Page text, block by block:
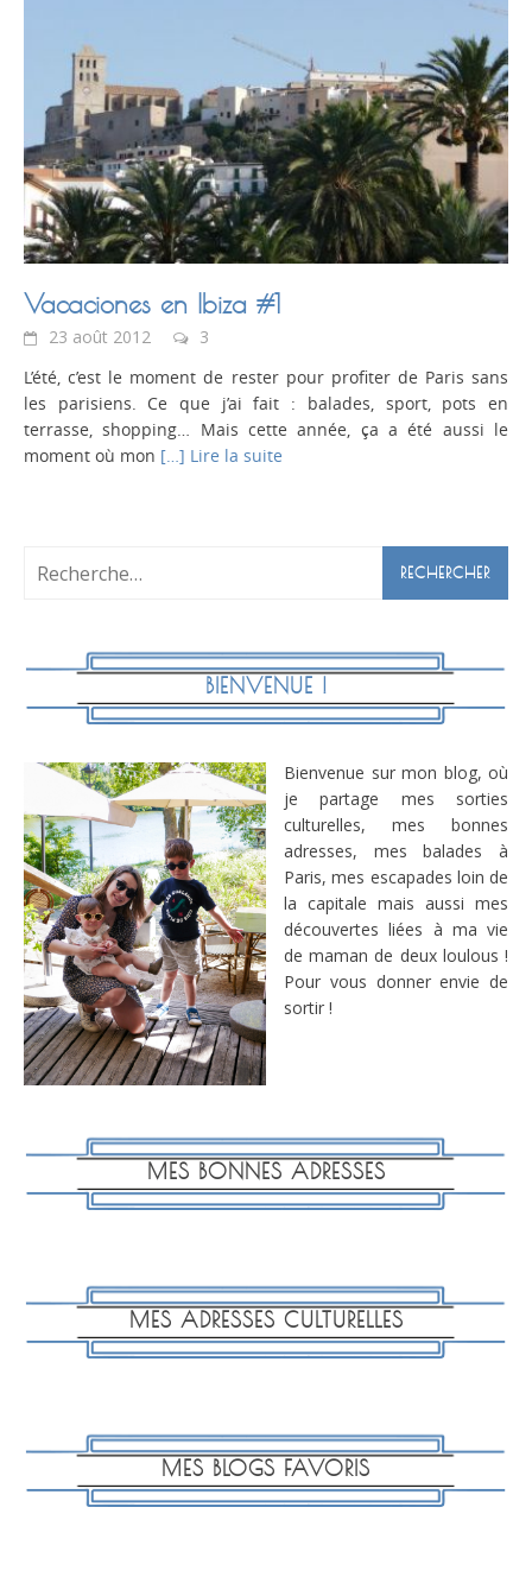
Vacaciones en Ibiza #1
23 août 2012
3
L’été, c’est le moment de rester pour profiter de Paris sans
les parisiens. Ce que j’ai fait : balades, sport, pots en
terrasse, shopping… Mais cette année, ça a été aussi le
moment où mon […] Lire la suite
Rechercher :
BIENVENUE !
Bienvenue sur mon blog, où
je partage mes sorties
culturelles, mes bonnes
adresses, mes balades à
Paris, mes escapades loin de
la capitale mais aussi mes
découvertes liées à ma vie
de maman de deux loulous !
Pour vous donner envie de
sortir !
MES BONNES ADRESSES
MES ADRESSES CULTURELLES
MES BLOGS FAVORIS